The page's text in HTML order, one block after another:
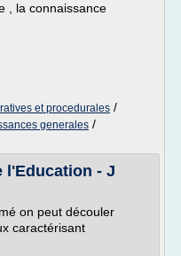
, la connaissance
et procedurales /
generales /
l'Education - J
on peut découler
caractérisant